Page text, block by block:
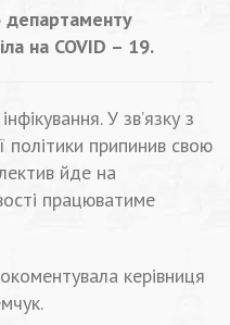
департаменту
на COVID – 19.
У зв’язку з
припинив свою
йде на
працюватиме
керівниця